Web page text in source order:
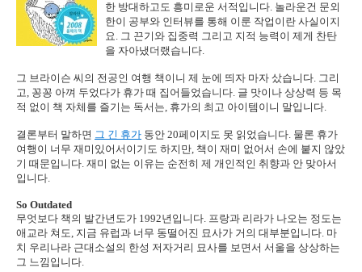
한 방대하고도 흥미로운 서적입니다. 놀라운건 문외
한이 공부와 인터뷰를 통해 이룬 작업이란 사실이지
요. 그 끈기와 집중력 그리고 지적 능력이 제게 찬탄
을 자아냈더랬습니다.
그 브라이슨 씨의 전공인 여행 책이니 제 눈에 띄자 마자 샀습니다. 그리
고, 꽁꽁 아껴 두었다가 휴가 때 집어들었습니다. 글 맛이나 상상력 등 목
적 없이 책 자체를 즐기는 독서는, 휴가의 최고 아이템이니 말입니다.
결론부터 말하면 그 긴 휴가 동안 20페이지도 못 읽었습니다. 물론 휴가
여행이 너무 재미있어서이기도 하지만, 책이 재미 없어서 손에 붙지 않았
기 때문입니다. 재미 없는 이유는 순전히 제 개인적인 취향과 안 맞아서
입니다.
So Outdated
무엇보다 책의 발간년도가 1992년입니다. 프랑과 리라가 나오는 정도는
애교라 쳐도, 지금 유럽과 너무 동떨어진 묘사가 거의 대부분입니다. 마
치 우리나라 근대소설의 한성 저자거리 묘사를 보면서 서울을 상상하는
그 느낌입니다.